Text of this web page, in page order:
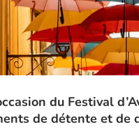
du Festival
de détente et de